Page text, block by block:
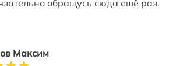
обращусь сюда ещё раз.
Максим